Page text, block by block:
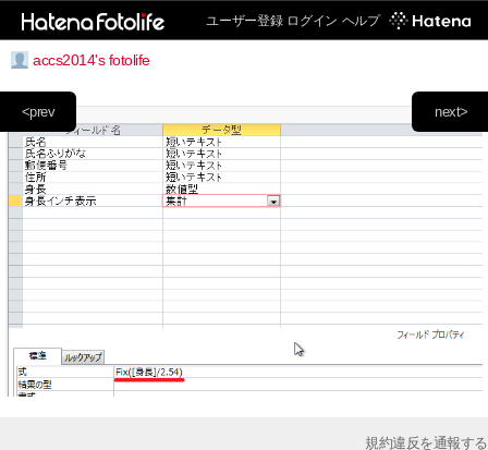
ユーザー登録 ログイン ヘルプ
accs2014's fotolife
next>
<prev
規約違反を通報する